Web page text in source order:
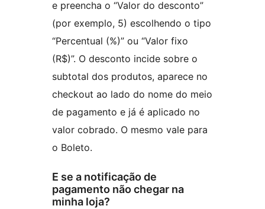
e preencha o “Valor do desconto”
(por exemplo, 5) escolhendo o tipo
“Percentual (%)” ou “Valor fixo
(R$)”. O desconto incide sobre o
subtotal dos produtos, aparece no
checkout ao lado do nome do meio
de pagamento e já é aplicado no
valor cobrado. O mesmo vale para
o Boleto.
E se a notificação de
pagamento não chegar na
minha loja?